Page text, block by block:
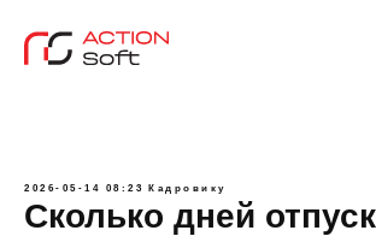
2026-05-14 08:23 Кадровику
Сколько дней